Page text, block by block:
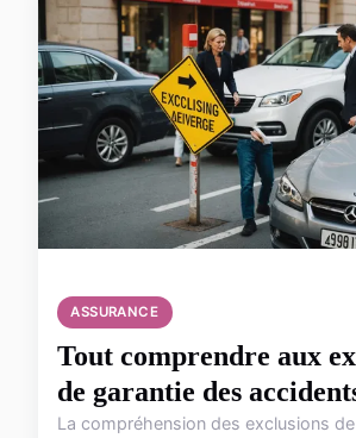
ASSURANCE
Tout comprendre aux
de garantie des
La compréhension des exclusions